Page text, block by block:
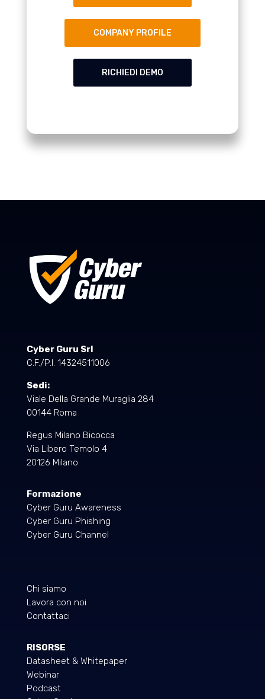
COMPANY PROFILE
RICHIEDI DEMO
Cyber Guru Srl
C.F./P.I. 14324511006
Sedi:
Viale Della Grande Muraglia 284
00144 Roma
Regus Milano Bicocca
Via Libero Temolo 4
20126 Milano
Formazione
Cyber Guru Awareness
Cyber Guru Phishing
Cyber Guru Channel
Chi siamo
Lavora con noi
Contattaci
RISORSE
Datasheet & Whitepaper
Webinar
Podcast